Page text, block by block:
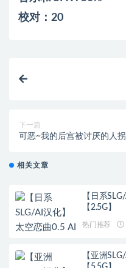
校对：20
下一篇
可恶~我的后宫被讨厌的人
相关文章
【日系
【2.5G】
热门推荐
【亚洲